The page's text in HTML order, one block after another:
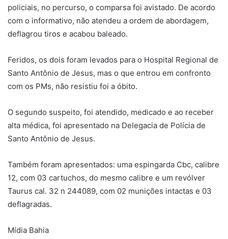
policiais, no percurso, o comparsa foi avistado. De acordo
com o informativo, não atendeu a ordem de abordagem,
deflagrou tiros e acabou baleado.
Feridos, os dois foram levados para o Hospital Regional de
Santo Antônio de Jesus, mas o que entrou em confronto
com os PMs, não resistiu foi a óbito.
O segundo suspeito, foi atendido, medicado e ao receber
alta médica, foi apresentado na Delegacia de Polícia de
Santo Antônio de Jesus.
Também foram apresentados: uma espingarda Cbc, calibre
12, com 03 cartuchos, do mesmo calibre e um revólver
Taurus cal. 32 n 244089, com 02 munições intactas e 03
deflagradas.
Mídia Bahia